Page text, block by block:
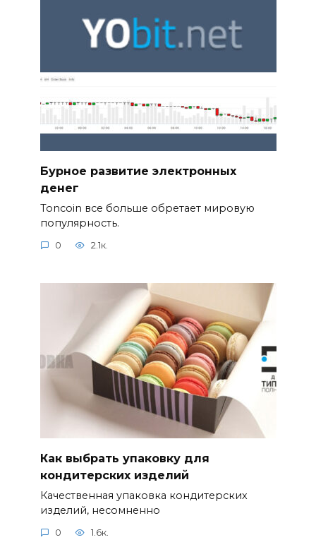
Бурное развитие электронных
денег
Toncoin все больше обретает мировую
популярность.
0 2.1к.
Как выбрать упаковку для
кондитерских изделий
Качественная упаковка кондитерских
изделий, несомненно
0 1.6к.